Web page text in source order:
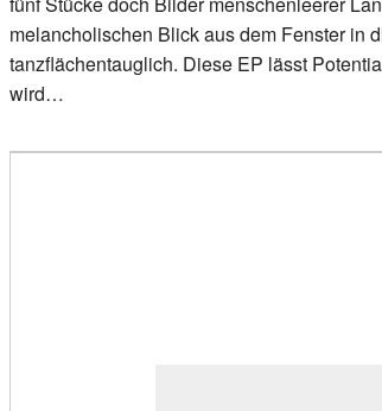
melancholischen Blick aus dem Fenster in
tanzflächentauglich. Diese EP lässt
wird…